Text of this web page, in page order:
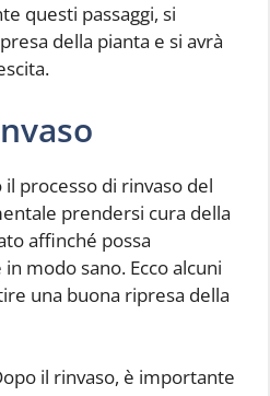
questi passaggi, si
della pianta e si avrà
processo di rinvaso del
prendersi cura della
affinché possa
modo sano. Ecco alcuni
una buona ripresa della
il rinvaso, è importante